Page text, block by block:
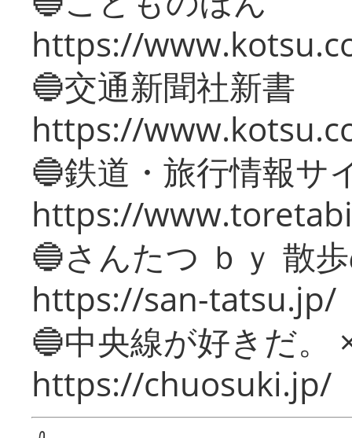
https://
🔵交通新聞社新書
https://
🔵鉄道・旅行情報サ
https://
🔵さんたつ ｂｙ 散
https://san-tatsu.jp/
🔵中央線が好きだ。
https://chuosuki.jp/